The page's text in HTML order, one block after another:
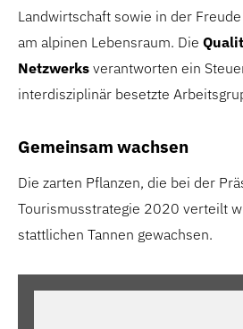
Landwirtschaft sowie in der
am alpinen Lebensraum. Die
Netzwerks verantworten ein
interdisziplinär besetzte
Gemeinsam wachsen
Die zarten Pflanzen, die bei der
Tourismusstrategie 2020 verteilt
stattlichen Tannen gewachsen.
Video-